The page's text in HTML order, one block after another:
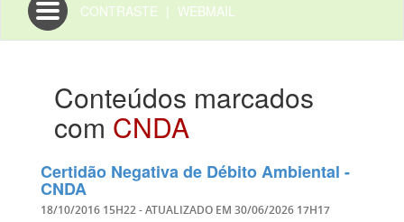
Toggle
navigation
CONTRASTE | WEBMAIL
Conteúdos marcados
com CNDA
Certidão Negativa de Débito Ambiental -
CNDA
18/10/2016 15H22- ATUALIZADO EM 30/06/2026 17H17